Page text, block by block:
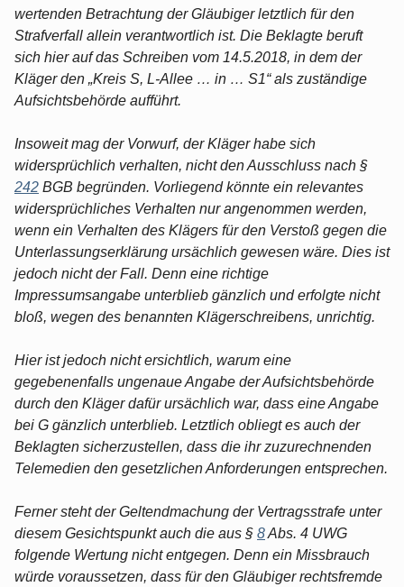
wertenden Betrachtung der Gläubiger letztlich für den
Strafverfall allein verantwortlich ist. Die Beklagte beruft
sich hier auf das Schreiben vom 14.5.2018, in dem der
Kläger den „Kreis S, L-Allee … in … S1“ als zuständige
Aufsichtsbehörde aufführt.
Insoweit mag der Vorwurf, der Kläger habe sich
widersprüchlich verhalten, nicht den Ausschluss nach §
242 BGB begründen. Vorliegend könnte ein relevantes
widersprüchliches Verhalten nur angenommen werden,
wenn ein Verhalten des Klägers für den Verstoß gegen die
Unterlassungserklärung ursächlich gewesen wäre. Dies ist
jedoch nicht der Fall. Denn eine richtige
Impressumsangabe unterblieb gänzlich und erfolgte nicht
bloß, wegen des benannten Klägerschreibens, unrichtig.
Hier ist jedoch nicht ersichtlich, warum eine
gegebenenfalls ungenaue Angabe der Aufsichtsbehörde
durch den Kläger dafür ursächlich war, dass eine Angabe
bei G gänzlich unterblieb. Letztlich obliegt es auch der
Beklagten sicherzustellen, dass die ihr zuzurechnenden
Telemedien den gesetzlichen Anforderungen entsprechen.
Ferner steht der Geltendmachung der Vertragsstrafe unter
diesem Gesichtspunkt auch die aus § 8Abs. 4 UWG
folgende Wertung nicht entgegen. Denn ein Missbrauch
würde voraussetzen, dass für den Gläubiger rechtsfremde